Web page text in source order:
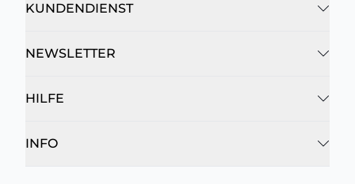
KUNDENDIENST
NEWSLETTER
HILFE
INFO